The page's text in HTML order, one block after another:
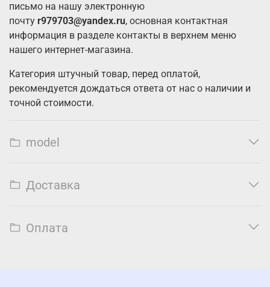
письмо на нашу электронную
почту r979703@yandex.ru, основная контактная
информация в разделе контакты в верхнем меню
нашего интернет-магазина.
Категория штучный товар, перед оплатой,
рекомендуется дождаться ответа от нас о наличии и
точной стоимости.
model
Доставка
Оплата